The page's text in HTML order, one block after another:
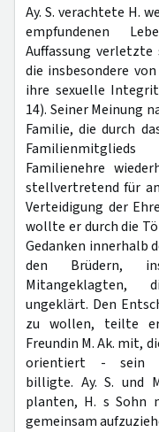
Ay. S. verachtete H.
empfundenen
Auffassung
die insbesondere
ihre sexuelle
14). Seiner Meinung
Familie, die durch
Familienehre
stellvertretend für
Verteidigung der
wollte er durch die
Gedanken innerhalb
den Brüdern,
Mitangeklagten,
ungeklärt. Den
zu wollen, teilte
Freundin M. Ak. mit,
orientiert - sein
billigte. Ay. S. und
planten, H. s Sohn
gemeinsam